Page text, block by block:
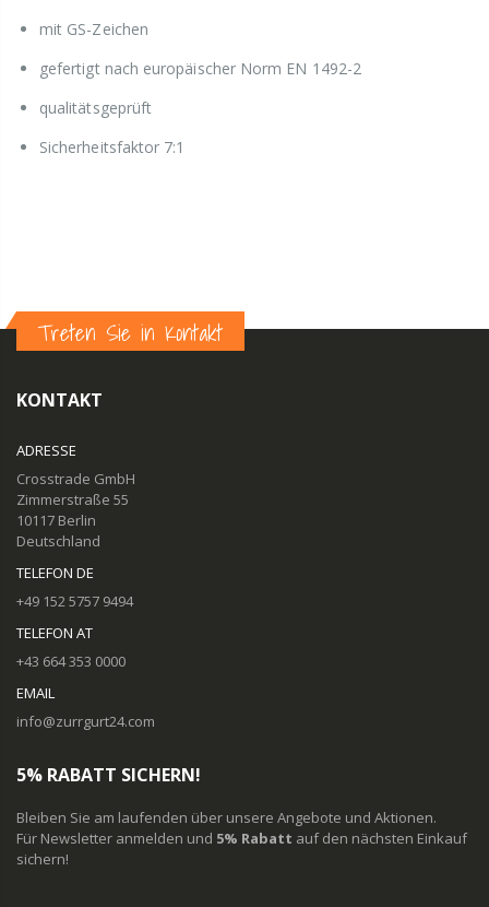
mit GS-Zeichen
gefertigt nach europäischer Norm EN 1492-2
qualitätsgeprüft
Sicherheitsfaktor 7:1
Treten Sie in Kontakt
KONTAKT
ADRESSE
Crosstrade GmbH
Zimmerstraße 55
10117 Berlin
Deutschland
TELEFON DE
+49 152 5757 9494
TELEFON AT
+43 664 353 0000
EMAIL
info@zurrgurt24.com
5% RABATT SICHERN!
Bleiben Sie am laufenden über unsere Angebote und Aktionen.
Für Newsletter anmelden und 5% Rabatt auf den nächsten Einkauf
sichern!